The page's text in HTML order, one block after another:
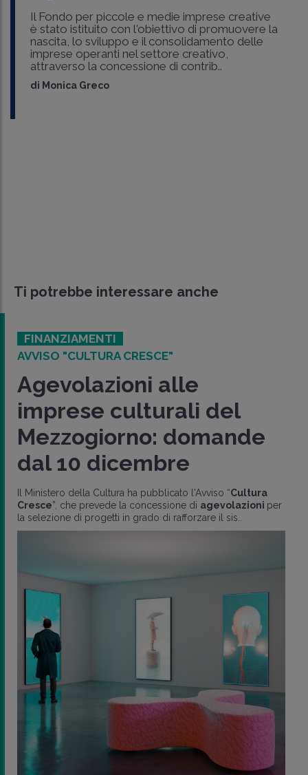
Il Fondo per piccole e medie imprese creative
è stato istituito con l'obiettivo di promuovere la
nascita, lo sviluppo e il consolidamento delle
imprese operanti nel settore creativo,
attraverso la concessione di contrib..
di Monica Greco
Ti potrebbe interessare anche
FINANZIAMENTI
AVVISO "CULTURA CRESCE"
Agevolazioni alle
imprese culturali del
Mezzogiorno: domande
dal 10 dicembre
Il Ministero della Cultura ha pubblicato l'Avviso “Cultura
Cresce”, che prevede la concessione di agevolazioni per
la selezione di progetti in grado di rafforzare il sis..